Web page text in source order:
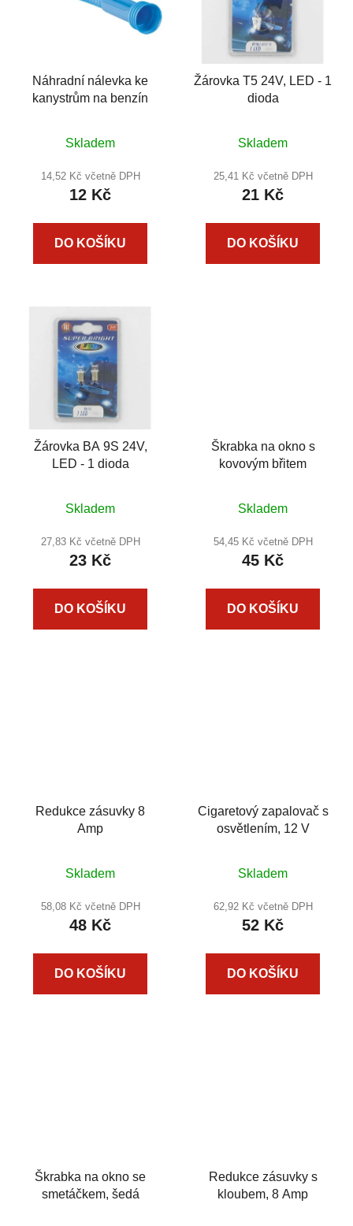
Náhradní nálevka ke
kanystrům na benzín
Skladem
14,52 Kč včetně DPH
12 Kč
DO KOŠÍKU
Žárovka T5 24V, LED - 1
dioda
Skladem
25,41 Kč včetně DPH
21 Kč
DO KOŠÍKU
Žárovka BA 9S 24V,
LED - 1 dioda
Skladem
27,83 Kč včetně DPH
23 Kč
DO KOŠÍKU
Škrabka na okno s
kovovým břitem
Skladem
54,45 Kč včetně DPH
45 Kč
DO KOŠÍKU
Redukce zásuvky 8
Amp
Skladem
58,08 Kč včetně DPH
48 Kč
DO KOŠÍKU
Cigaretový zapalovač s
osvětlením, 12 V
Skladem
62,92 Kč včetně DPH
52 Kč
DO KOŠÍKU
Škrabka na okno se
smetáčkem, šedá
Redukce zásuvky s
kloubem, 8 Amp